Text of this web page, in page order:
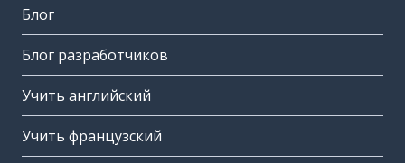
Блог
Блог разработчиков
Учить английский
Учить французский